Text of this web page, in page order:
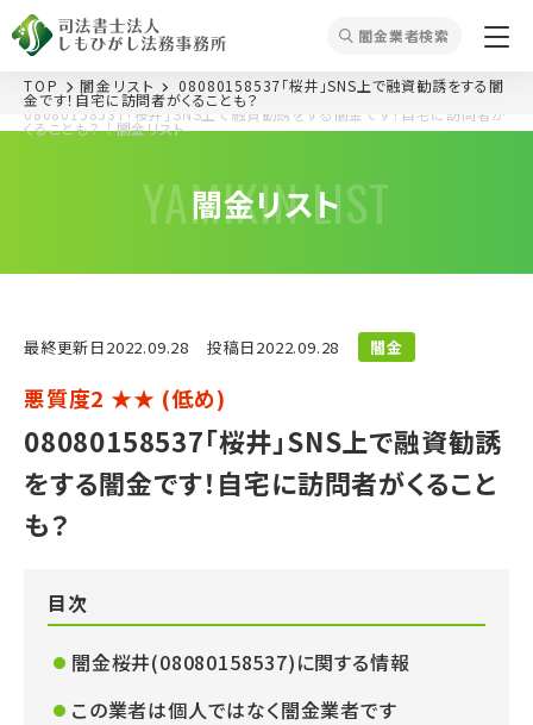
闇⾦業者検索
YAMIKIN LIST
闇⾦リスト
08080158537「桜井」SNS上で融資勧誘をする闇金です！自宅に訪問者が
くることも？｜闇⾦リスト
TOP 闇⾦リスト 08080158537「桜井」SNS上で融資勧誘をする闇
金です！自宅に訪問者がくることも？
最終更新⽇2022.09.28 投稿⽇2022.09.28 闇金
悪質度2 ★★ (低め)
08080158537「桜井」SNS上で融資勧誘
をする闇金です！自宅に訪問者がくること
も？
目次
闇金桜井(08080158537)に関する情報
この業者は個人ではなく闇金業者です